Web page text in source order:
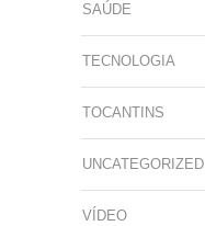
SAÚDE
TECNOLOGIA
TOCANTINS
UNCATEGORIZED
VÍDEO